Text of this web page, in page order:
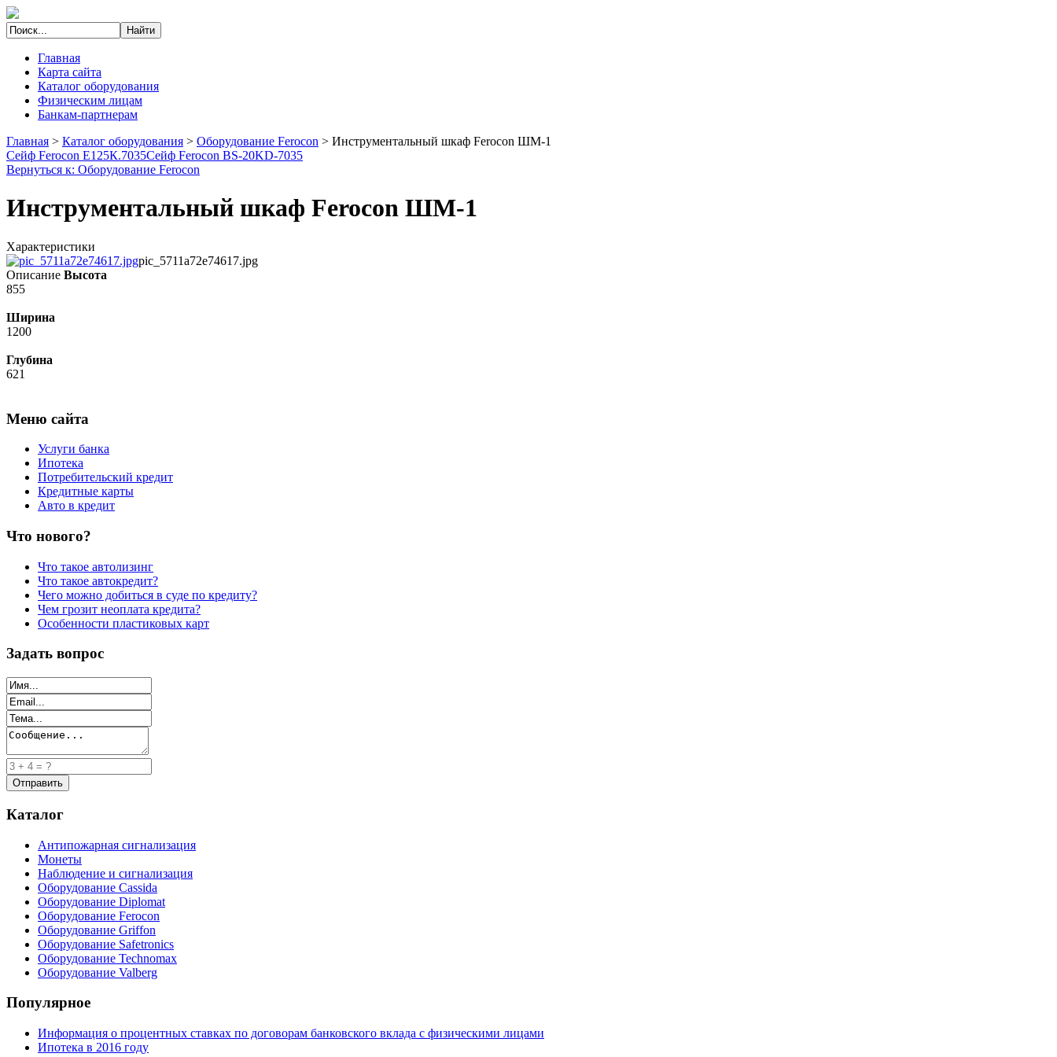
Главная
Карта сайта
Каталог оборудования
Физическим лицам
Банкам-партнерам
Главная > Каталог оборудования > Оборудование Ferocon > Инструментальный шкаф Ferocon ШМ-1
Сейф Ferocon Е125К.7035Сейф Ferocon BS-20KD-7035
Вернуться к: Оборудование Ferocon
Инструментальный шкаф Ferocon ШМ-1
Характеристики
pic_5711a72e74617.jpg
Описание Высота
855
Ширина
1200
Глубина
621
Меню сайта
Услуги банка
Ипотека
Потребительский кредит
Кредитные карты
Авто в кредит
Что нового?
Что такое автолизинг
Что такое автокредит?
Чего можно добиться в суде по кредиту?
Чем грозит неоплата кредита?
Особенности пластиковых карт
Задать вопрос
Каталог
Антипожарная сигнализация
Монеты
Наблюдение и сигнализация
Оборудование Cassida
Оборудование Diplomat
Оборудование Ferocon
Оборудование Griffon
Оборудование Safetronics
Оборудование Technomax
Оборудование Valberg
Популярное
Информация о процентных ставках по договорам банковского вклада с физическими лицами
Ипотека в 2016 году